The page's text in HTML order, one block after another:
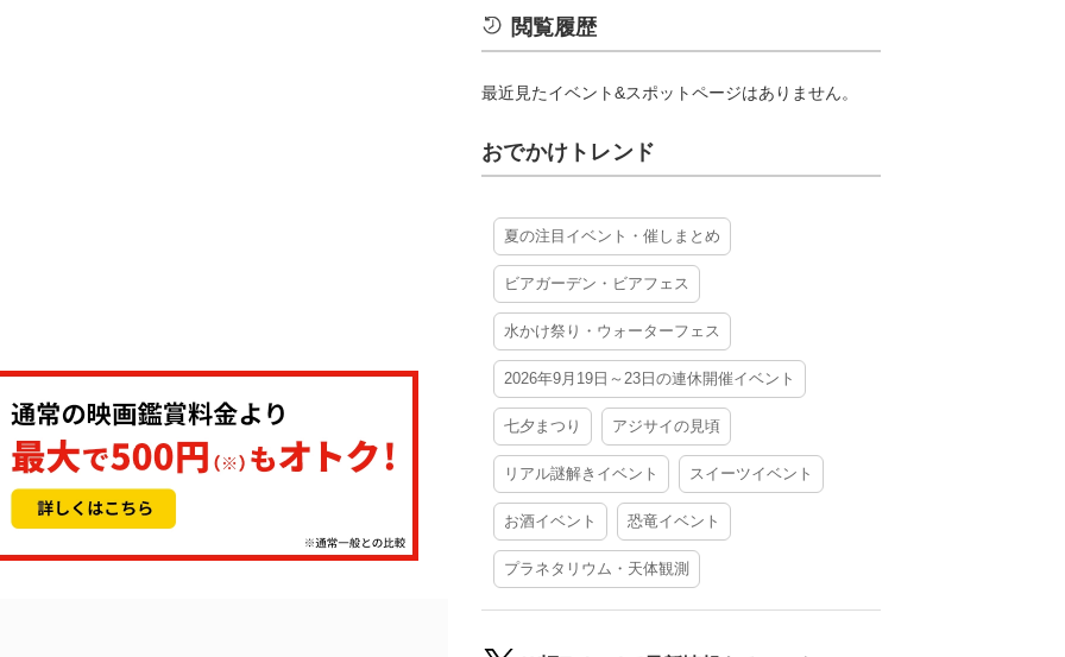
閲覧履歴
最近見たイベント&スポットページはありません。
おでかけトレンド
夏の注目イベント・催しまとめ
ビアガーデン・ビアフェス
水かけ祭り・ウォーターフェス
2026年9月19日～23日の連休開催イベント
七夕まつり アジサイの見頃
リアル謎解きイベント スイーツイベント
お酒イベント 恐竜イベント
プラネタリウム・天体観測